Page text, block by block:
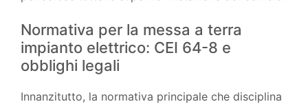
Normativa per la messa a terra
impianto elettrico: CEI 64-8 e
obblighi legali
Innanzitutto, la normativa principale che disciplina